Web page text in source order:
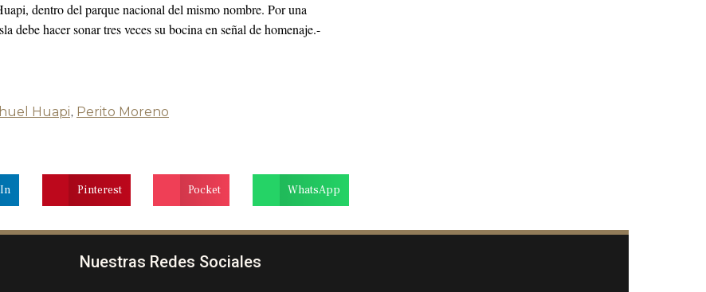
dentro del parque nacional del mismo nombre. Por una
debe hacer sonar tres veces su bocina en señal de homenaje.-
Huapi, Perito Moreno
Pinterest Pocket WhatsApp
Nuestras Redes Sociales